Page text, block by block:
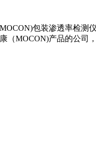
包装渗透率检测仪
（MOCON)产品的公司